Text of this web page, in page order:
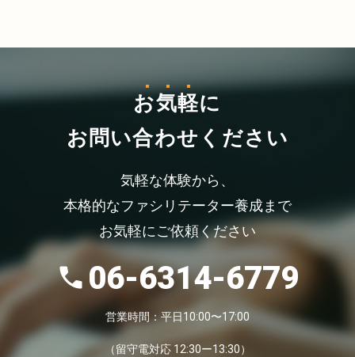
お気軽に
お問い合わせください
気軽な体験から、
本格的なファシリテーター養成まで
お気軽にご依頼ください
06-6314-6779
営業時間：平日10:00〜17:00
（留守電対応 12:30ー13:30）